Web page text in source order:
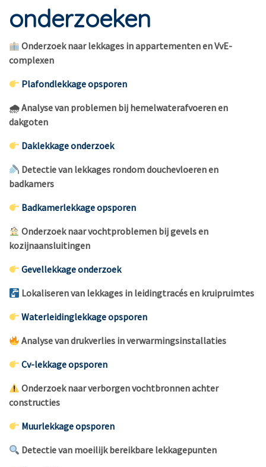
onderzoeken
Onderzoek naar lekkages in appartementen en VvE-
complexen
Plafondlekkage opsporen
🌧 Analyse van problemen bij hemelwaterafvoeren en
dakgoten
Daklekkage onderzoek
Detectie van lekkages rondom douchevloeren en
badkamers
Badkamerlekkage opsporen
Onderzoek naar vochtproblemen bij gevels en
kozijnaansluitingen
Gevellekkage onderzoek
Lokaliseren van lekkages in leidingtracés en kruipruimtes
Waterleidinglekkage opsporen
Analyse van drukverlies in verwarmingsinstallaties
Cv-lekkage opsporen
Onderzoek naar verborgen vochtbronnen achter
constructies
Muurlekkage opsporen
Detectie van moeilijk bereikbare lekkagepunten